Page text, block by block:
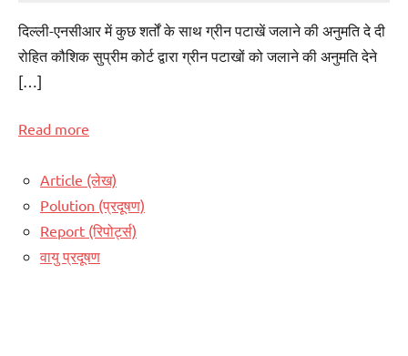
दिल्ली-एनसीआर में कुछ शर्तों के साथ ग्रीन पटाखें जलाने की अनुमति दे दी
रोहित कौशिक सुप्रीम कोर्ट द्वारा ग्रीन पटाखों को जलाने की अनुमति देने
[…]
Read more
Article (लेख)
Polution (प्रदूषण)
Report (रिपोर्ट्स)
वायु प्रदूषण